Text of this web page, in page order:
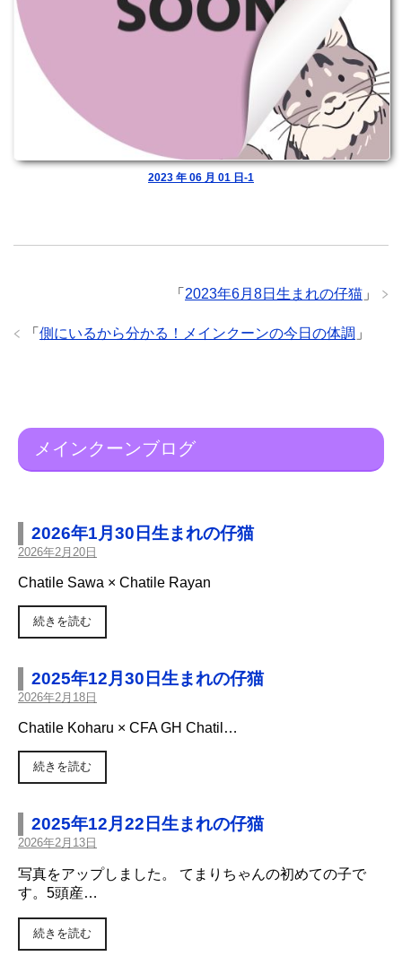
2023 年 06 月 01 日-1
「 2023年6月8日生まれの仔猫 」
「 側にいるから分かる！メインクーンの今日の体調 」
メインクーンブログ
2026年1月30日生まれの仔猫
2026年2月20日
Chatile Sawa × Chatile Rayan
続きを読む
2025年12月30日生まれの仔猫
2026年2月18日
Chatile Koharu × CFA GH Chatil…
続きを読む
2025年12月22日生まれの仔猫
2026年2月13日
写真をアップしました。 てまりちゃんの初めての子で
す。5頭産…
続きを読む